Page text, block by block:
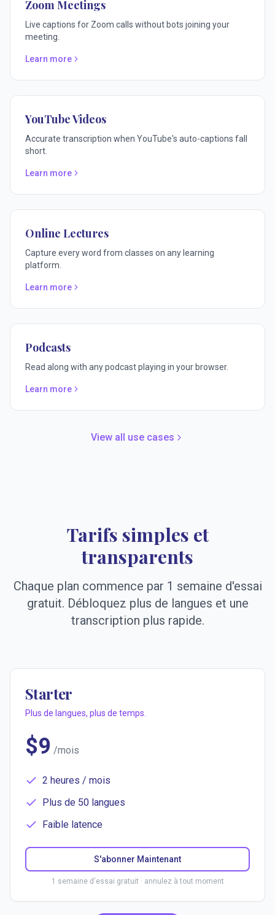
Zoom Meetings
Live captions for Zoom calls without bots joining your
meeting.
Learn more
YouTube Videos
Accurate transcription when YouTube's auto-captions fall
short.
Learn more
Online Lectures
Capture every word from classes on any learning
platform.
Learn more
Podcasts
Read along with any podcast playing in your browser.
Learn more
View all use cases
Tarifs simples et
transparents
Chaque plan commence par 1 semaine d'essai
gratuit. Débloquez plus de langues et une
transcription plus rapide.
Starter
Plus de langues, plus de temps.
$9 /mois
2 heures / mois
Plus de 50 langues
Faible latence
S'abonner Maintenant
1 semaine d'essai gratuit · annulez à tout moment